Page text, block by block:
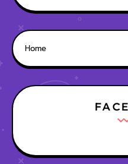
Home